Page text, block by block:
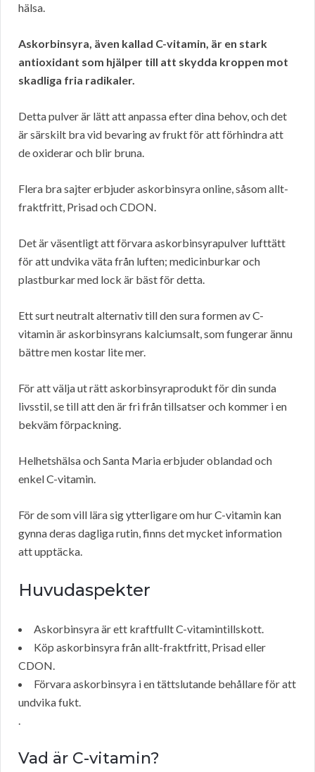
hälsa.
Askorbinsyra, även kallad C-vitamin, är en stark
antioxidant som hjälper till att skydda kroppen mot
skadliga fria radikaler.
Detta pulver är lätt att anpassa efter dina behov, och det
är särskilt bra vid bevaring av frukt för att förhindra att
de oxiderar och blir bruna.
Flera bra sajter erbjuder askorbinsyra online, såsom allt-
fraktfritt, Prisad och CDON.
Det är väsentligt att förvara askorbinsyrapulver lufttätt
för att undvika väta från luften; medicinburkar och
plastburkar med lock är bäst för detta.
Ett surt neutralt alternativ till den sura formen av C-
vitamin är askorbinsyrans kalciumsalt, som fungerar ännu
bättre men kostar lite mer.
För att välja ut rätt askorbinsyraprodukt för din sunda
livsstil, se till att den är fri från tillsatser och kommer i en
bekväm förpackning.
Helhetshälsa och Santa Maria erbjuder oblandad och
enkel C-vitamin.
För de som vill lära sig ytterligare om hur C-vitamin kan
gynna deras dagliga rutin, finns det mycket information
att upptäcka.
Huvudaspekter
Askorbinsyra är ett kraftfullt C-vitamintillskott.
Köp askorbinsyra från allt-fraktfritt, Prisad eller
CDON.
Förvara askorbinsyra i en tättslutande behållare för att
undvika fukt.
.
Vad är C-vitamin?